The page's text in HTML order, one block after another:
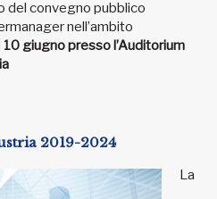
del convegno pubblico
nell’ambito
10 giugno presso l’Auditorium
2019-2024
La